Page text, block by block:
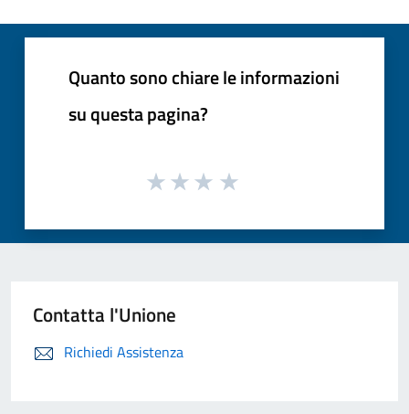
Quanto sono chiare le informazioni
su questa pagina?
Contatta l'Unione
Richiedi Assistenza